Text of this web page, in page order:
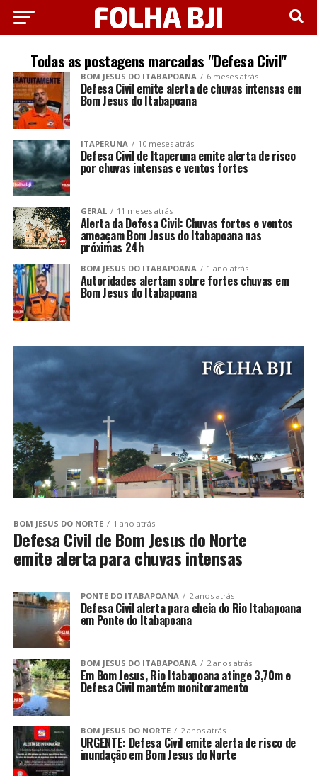
Todas as postagens marcadas "Defesa Civil"
BOM JESUS DO ITABAPOANA 6 meses atrás
Defesa Civil emite alerta de chuvas intensas em
Bom Jesus do Itabapoana
ITAPERUNA 10 meses atrás
Defesa Civil de Itaperuna emite alerta de risco
por chuvas intensas e ventos fortes
GERAL 11 meses atrás
Alerta da Defesa Civil: Chuvas fortes e ventos
ameaçam Bom Jesus do Itabapoana nas
próximas 24h
BOM JESUS DO ITABAPOANA 1 ano atrás
Autoridades alertam sobre fortes chuvas em
Bom Jesus do Itabapoana
BOM JESUS DO NORTE 1 ano atrás
Defesa Civil de Bom Jesus do Norte
emite alerta para chuvas intensas
PONTE DO ITABAPOANA 2 anos atrás
Defesa Civil alerta para cheia do Rio Itabapoana
em Ponte do Itabapoana
BOM JESUS DO ITABAPOANA 2 anos atrás
Em Bom Jesus, Rio Itabapoana atinge 3,70m e
Defesa Civil mantém monitoramento
BOM JESUS DO NORTE 2 anos atrás
URGENTE: Defesa Civil emite alerta de risco de
inundação em Bom Jesus do Norte